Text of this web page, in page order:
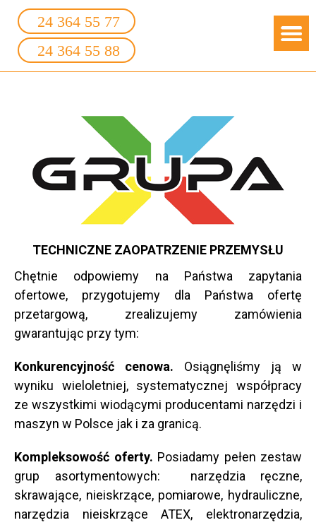
24 364 55 77
24 364 55 88
TECHNICZNE ZAOPATRZENIE PRZEMYSŁU
Chętnie odpowiemy na Państwa zapytania
ofertowe, przygotujemy dla Państwa ofertę
przetargową, zrealizujemy zamówienia
gwarantując przy tym:
Konkurencyjność cenowa. Osiągnęliśmy ją w
wyniku wieloletniej, systematycznej współpracy
ze wszystkimi wiodącymi producentami narzędzi i
maszyn w Polsce jak i za granicą.
Kompleksowość oferty. Posiadamy pełen zestaw
grup asortymentowych: narzędzia ręczne,
skrawające, nieiskrzące, pomiarowe, hydrauliczne,
narzędzia nieiskrzące ATEX, elektronarzędzia,